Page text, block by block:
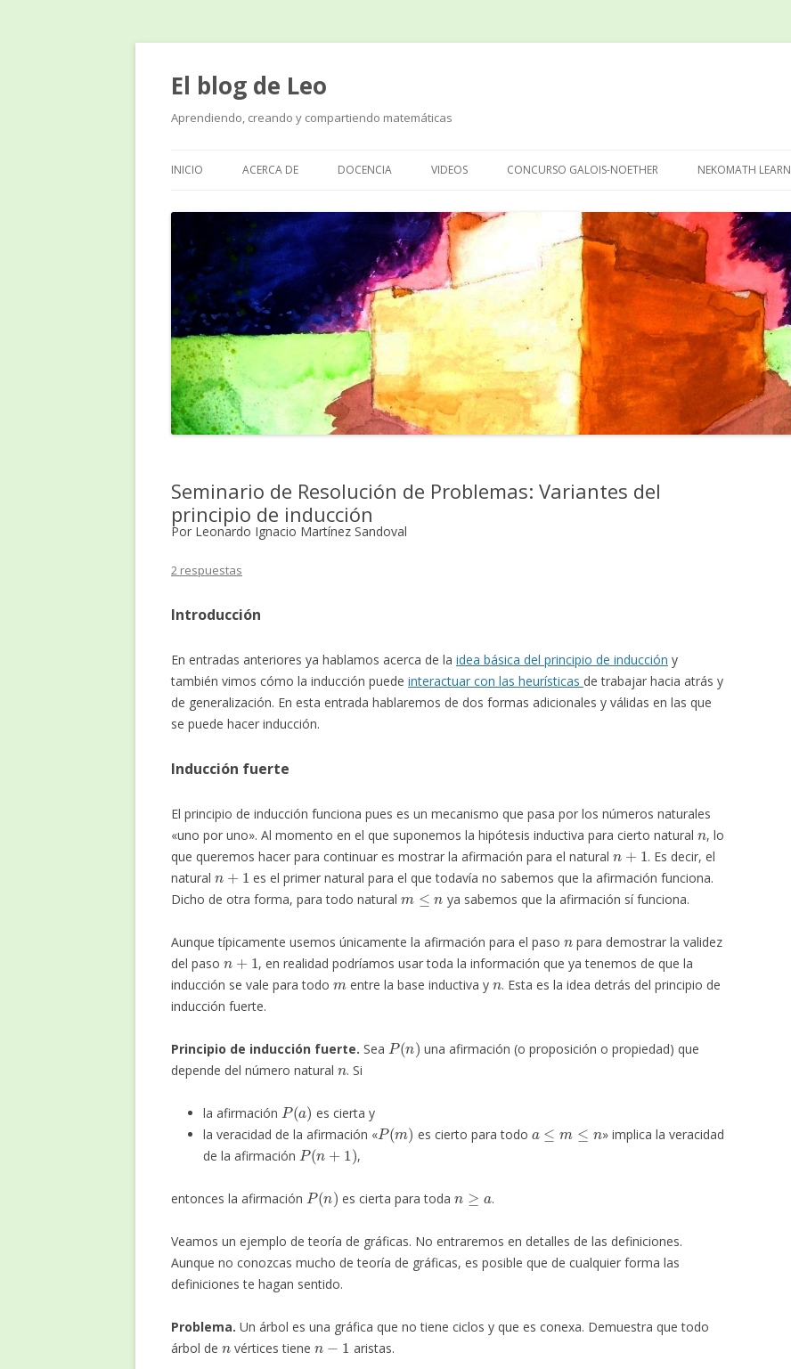
El blog de Leo
Aprendiendo, creando y compartiendo matemáticas
al
INICIO ACERCA DE DOCENCIA VIDEOS CONCURSO GALOIS-NOETHER NEKOMATH LEARN
Seminario de Resolución de Problemas: Variantes del
principio de inducción
Por Leonardo Ignacio Martínez Sandoval
2 respuestas
Introducción
En entradas anteriores ya hablamos acerca de la idea básica del principio de inducción y
también vimos cómo la inducción puede interactuar con las heurísticas de trabajar hacia atrás y
de generalización. En esta entrada hablaremos de dos formas adicionales y válidas en las que
se puede hacer inducción.
Inducción fuerte
El principio de inducción funciona pues es un mecanismo que pasa por los números naturales
«uno por uno». Al momento en el que suponemos la hipótesis inductiva para cierto natural
n
, lo
que queremos hacer para continuar es mostrar la afirmación para el natural
n+1
. Es decir, el
natural
n+1
es el primer natural para el que todavía no sabemos que la afirmación funciona.
Dicho de otra forma, para todo natural
m≤n
ya sabemos que la afirmación sí funciona.
Aunque típicamente usemos únicamente la afirmación para el paso
para demostrar la validez
del paso
n+1
, en realidad podríamos usar toda la información que ya tenemos de que la
inducción se vale para todo
m
entre la base inductiva y
n
. Esta es la idea detrás del principio de
inducción fuerte.
Principio de inducción fuerte. Sea
P( n
una afirmación (o proposición o propiedad) que
depende del número natural
n
. Si
la afirmación
P( a )
es cierta y
la veracidad de la afirmación «
P( m )
es cierto para todo
» implica la veracidad
de la afirmación
P(n+1)
,
entonces la afirmación
P( n
es cierta para toda .
Veamos un ejemplo de teoría de gráficas. No entraremos en detalles de las definiciones.
Aunque no conozcas mucho de teoría de gráficas, es posible que de cualquier forma las
definiciones te hagan sentido.
Problema. Un árbol es una gráfica que no tiene ciclos y que es conexa. Demuestra que todo
árbol de
n
vértices tiene
n− 1
aristas.